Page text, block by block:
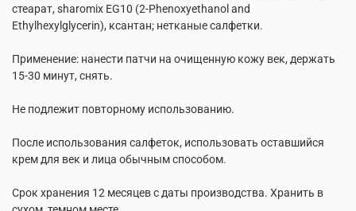
стеарат, sharomix EG10 (2-Phenoxyethanol and
Ethylhexylglycerin), ксантан; нетканые салфетки.
Применение: нанести патчи на очищенную кожу век, держать
15-30 минут, снять.
Не подлежит повторному использованию.
После использования салфеток, использовать оставшийся
крем для век и лица обычным способом.
Срок хранения 12 месяцев с даты производства. Хранить в